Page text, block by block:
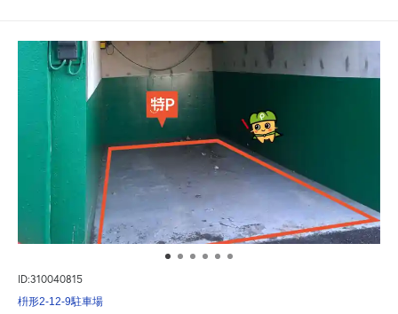
ID:310040815
枡形2-12-9駐車場